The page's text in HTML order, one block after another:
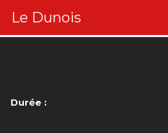
Le Dunois
Durée :